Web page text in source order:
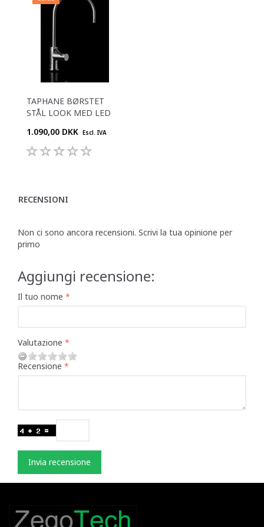
TAPHANE BØRSTET
STÅL LOOK MED LED
1.090,00 DKK Escl. IVA
RECENSIONI
Non ci sono ancora recensioni. Scrivi la tua opinione per
primo
Aggiungi recensione:
Il tuo nome
Valutazione
Recensione
Invia recensione